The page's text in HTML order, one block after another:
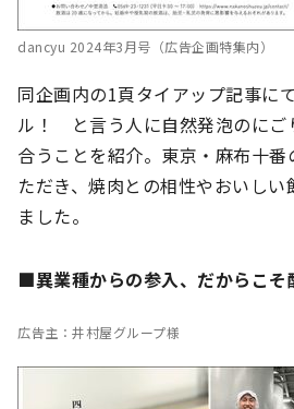
dancyu 2024年3月号（広告企画特集内）
同企画内の1頁タイアップ記事に
ル！ と言う人に自然発泡のにご
合うことを紹介。東京・麻布十
ただき、焼肉との相性やおいしい
ました。
■異業種からの参入、だからこそ
広告主：井村屋グループ様